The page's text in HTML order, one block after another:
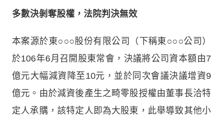
多數決剝奪股權，法院判決無效
本案源於東○○○股份有限公司（下稱東○○○公司）
於106年6月召開股東常會，決議將公司資本額由7
億元大幅減資降至10元，並於同次會議決議增資9
億元。由於減資後產生之畸零股授權由董事長洽特
定人承購，該特定人即為大股東，此舉導致其他小